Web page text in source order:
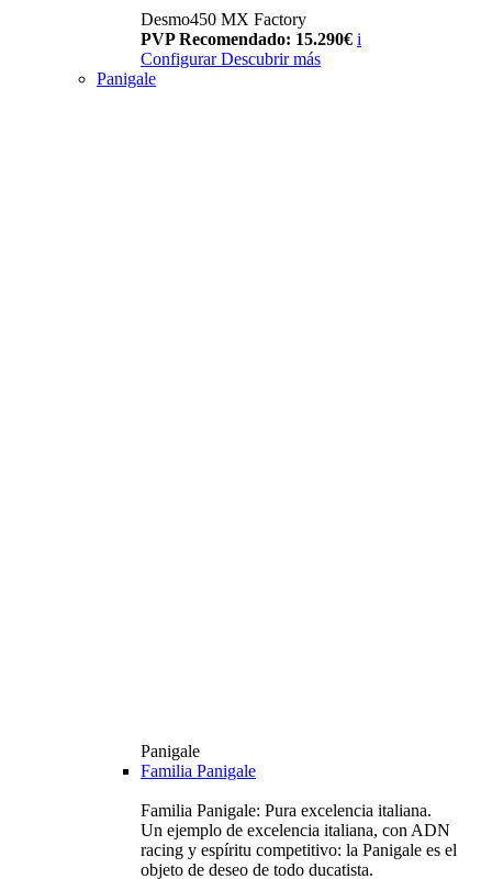
Desmo450 MX Factory
PVP Recomendado: 15.290€ i
Configurar Descubrir más
Panigale
Panigale
Familia Panigale
Familia Panigale: Pura excelencia italiana.
Un ejemplo de excelencia italiana, con ADN
racing y espíritu competitivo: la Panigale es el
objeto de deseo de todo ducatista.